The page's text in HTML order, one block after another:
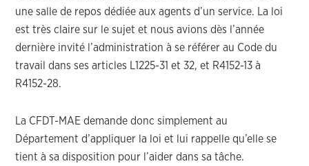
une salle de repos dédiée aux agents d’un service. La loi
est très claire sur le sujet et nous avions dès l’année
dernière invité l’administration à se référer au Code du
travail dans ses articles L1225-31 et 32, et R4152-13 à
R4152-28.
La CFDT-MAE demande donc simplement au
Département d’appliquer la loi et lui rappelle qu’elle se
tient à sa disposition pour l’aider dans sa tâche.